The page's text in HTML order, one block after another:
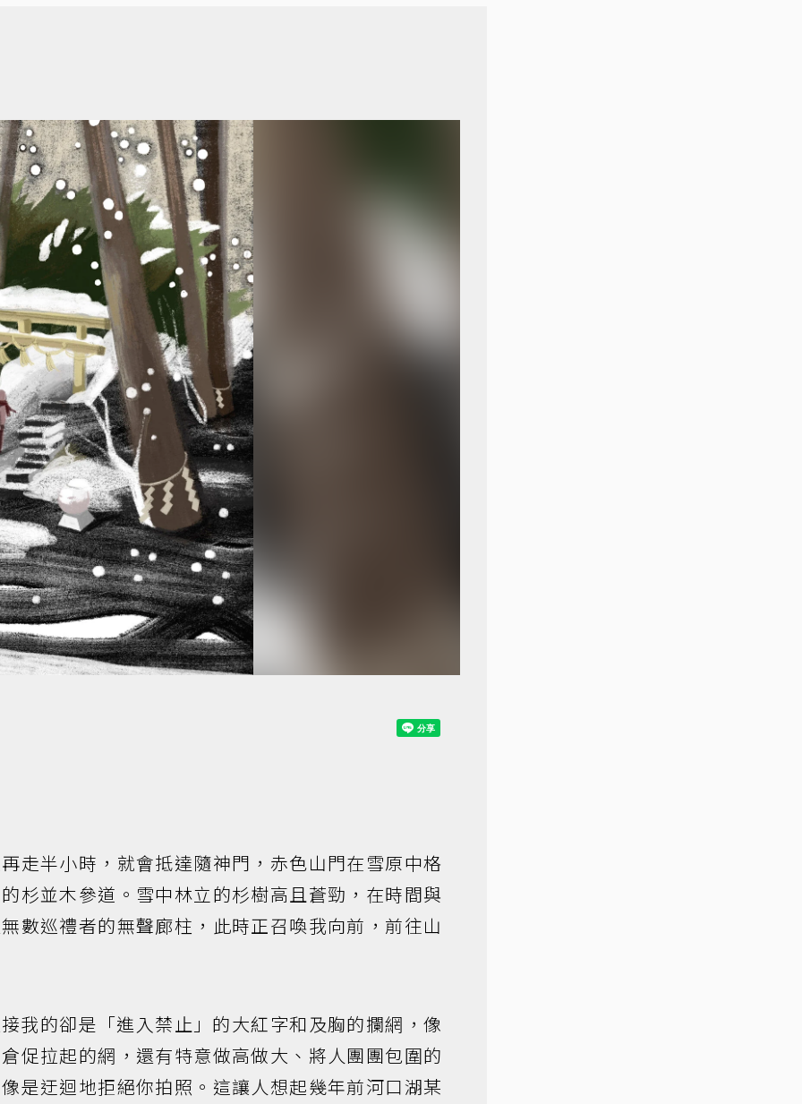
走半小時，就會抵達隨神門，赤色山門在雪原中格
杉並木參道。雪中林立的杉樹高且蒼勁，在時間與
數巡禮者的無聲廊柱，此時正召喚我向前，前往山
的卻是「進入禁止」的大紅字和及胸的攔網，像
促拉起的網，還有特意做高做大、將人團團包圍的
是迂迴地拒絕你拍照。這讓人想起幾年前河口湖某